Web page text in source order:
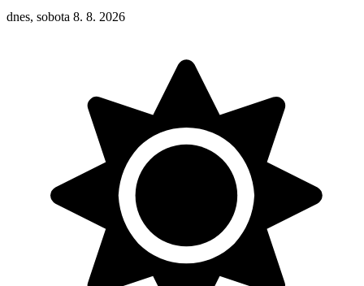
dnes, sobota 8. 8. 2026